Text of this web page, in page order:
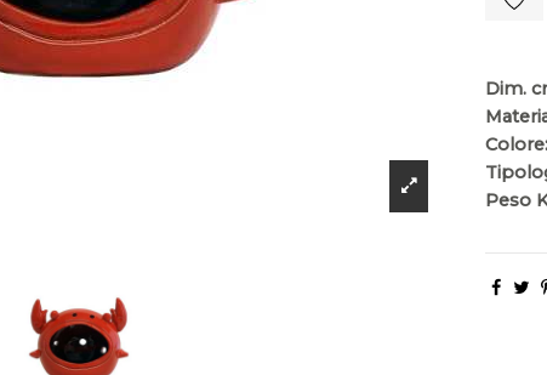
Dim.
Colore:
Peso